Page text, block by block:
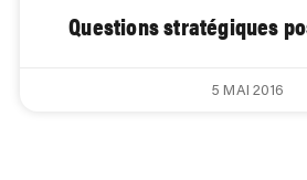
Questions stratégiques
5 MAI 2016